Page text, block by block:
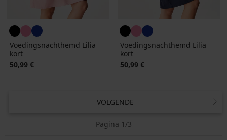
Voedingsnachthemd Lilia
kort
50,99 €
Voedingsnachthemd Lilia
kort
50,99 €
VOLGENDE
Pagina 1/3